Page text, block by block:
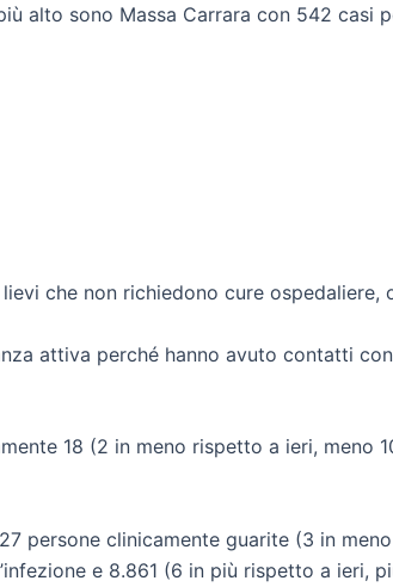
alto sono Massa Carrara con 542 casi
che non richiedono cure
attiva perché hanno avuto contatti
18 (2 in meno rispetto a ieri, meno
persone clinicamente guarite (3 in
e 8.861 (6 in più rispetto a ieri,